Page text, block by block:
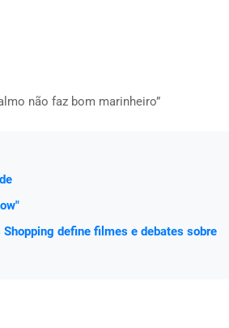
não faz bom marinheiro”
define filmes e debates sobre